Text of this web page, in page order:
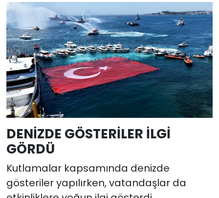
DENİZDE GÖSTERİLER İLGİ
GÖRDÜ
Kutlamalar kapsamında denizde
gösteriler yapılırken, vatandaşlar da